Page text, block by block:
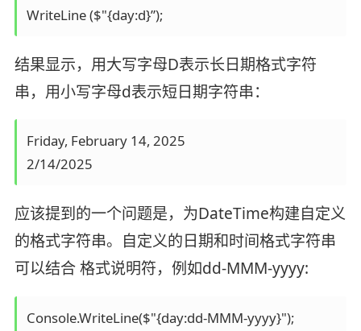
WriteLine ($"{day:d}”);
结果显示，用大写字母D表示长日期格式字符
串，用小写字母d表示短日期字符串：
Friday, February 14, 2025
应该提到的一个问题是，为DateTime构建自定义
的格式字符串。自定义的日期和时间格式字符串
可以结合 格式说明符，例如dd-MMM-yyyy: